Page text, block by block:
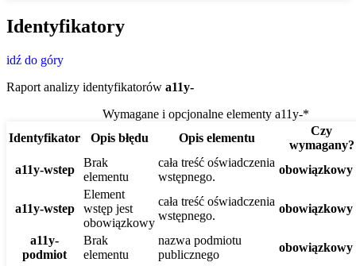
Identyfikatory
idź do góry
Raport analizy identyfikatorów a11y-
Wymagane i opcjonalne elementy a11y-*
Identyfikator
Opis błędu Opis elementu
Czy
wymagany?
a11y-wstep
Brak
elementu
cała treść oświadczenia
wstępnego.
obowiązkowy
a11y-wstep
Element
wstęp jest
obowiązkowy
cała treść oświadczenia
wstępnego.
obowiązkowy
a11y-
podmiot
Brak
elementu
nazwa podmiotu
publicznego
obowiązkowy